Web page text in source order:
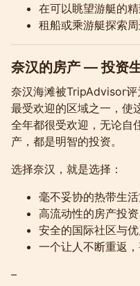
在可以眺望游艇的
租船或乘游艇探索
奈汉的房产 — 投资
奈汉海滩被TripAdvisor
最受欢迎的区域之一，使
全年都很受欢迎，无论自
产，都是明智的投资。
选择奈汉，就是选择：
毫不妥协的热带生
高流动性的房产投资
安全的国际社区与
一个让人不断重返
–